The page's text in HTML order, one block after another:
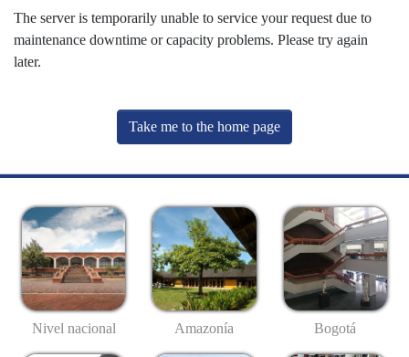
The server is temporarily unable to service your request due to
maintenance downtime or capacity problems. Please try again
later.
Take me to the home page
Nivel nacional Amazonía Bogotá